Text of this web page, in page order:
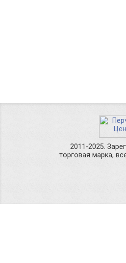
2011-2025.
торговая марка,